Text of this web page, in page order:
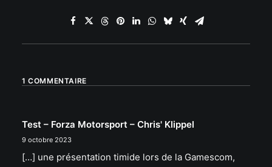
1 COMMENTAIRE
Test – Forza Motorsport – Chris' Klippel
9 octobre 2023
[…] une présentation timide lors de la Gamescom,